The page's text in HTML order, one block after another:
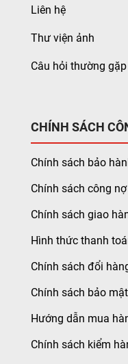
Liên hệ
Thư viện ảnh
Câu hỏi thường gặp
CHÍNH SÁCH
Chính sách bảo
Chính sách công nợ
Chính sách giao
Hình thức thanh
Chính sách đổi
Chính sách bảo mật
Hướng dẫn mua
Chính sách kiểm